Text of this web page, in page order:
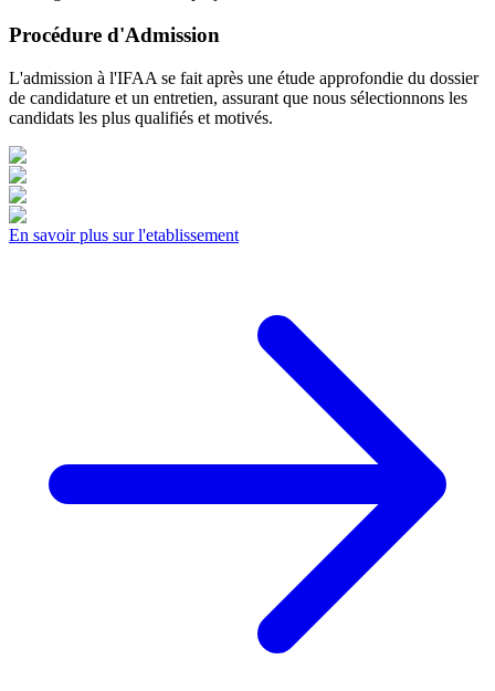
Procédure d'Admission
L'admission à l'IFAA se fait après une étude approfondie du dossier
de candidature et un entretien, assurant que nous sélectionnons les
candidats les plus qualifiés et motivés.
En savoir plus sur l'etablissement